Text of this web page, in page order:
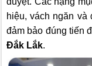
hiệu, vách ngăn
đảm bảo đúng tiến
Đắk Lắk.